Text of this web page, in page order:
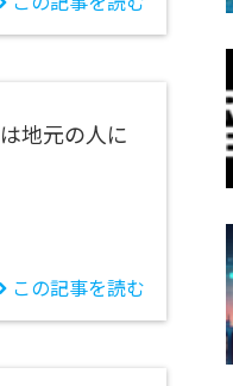
地元の人に
この記事を読む